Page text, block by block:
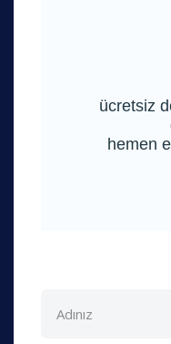
ücretsiz
hemen